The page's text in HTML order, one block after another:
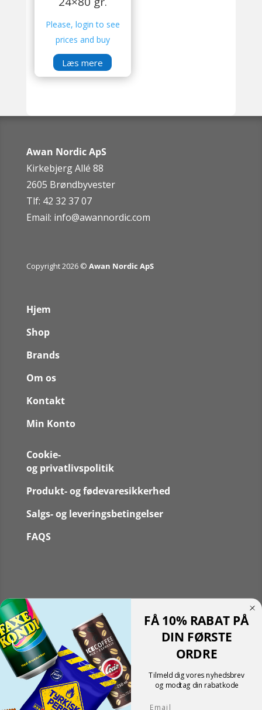
Please, login to see
prices and buy
Læs mere
Awan Nordic ApS
Kirkebjerg Allé 88
2605 Brøndbyvester
Tlf: 42 32 37 07
Email: info@awannordic.com
Copyright 2026 © Awan Nordic ApS
Hjem
Shop
Brands
Om os
Kontakt
Min Konto
Cookie-
og privatlivspolitik
Produkt- og fødevaresikkerhed
Salgs- og leveringsbetingelser
FAQS
Translate »
Powered by
Translate
Shopping cart0
Der er ingen produkter i kurven!
Fortsæt med at handle
FÅ 10% RABAT PÅ
DIN FØRSTE
ORDRE
Tilmeld dig vores nyhedsbrev
og modtag din rabatkode
Email